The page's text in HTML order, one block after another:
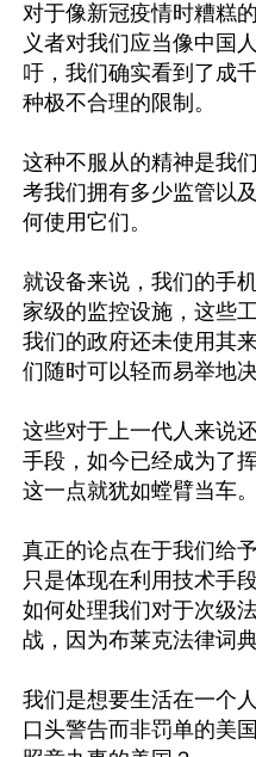
对于像新冠疫情时糟糕
义者对我们应当像中国
吁，我们确实看到了成
种极不合理的限制。
这种不服从的精神是我
考我们拥有多少监管以
何使用它们。
就设备来说，我们的手
家级的监控设施，这些
我们的政府还未使用其
们随时可以轻而易举地
这些对于上一代人来说
手段，如今已经成为了
这一点就犹如螳臂当车。
真正的论点在于我们给
只是体现在利用技术手
如何处理我们对于次级
战，因为布莱克法律词典
我们是想要生活在一个
口头警告而非罚单的美